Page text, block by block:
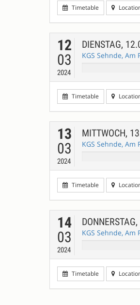
Timetable
12
03
2024
DIENSTAG,
KGS Sehnde, Am
Timetable
13
03
2024
MITTWOCH,
KGS Sehnde, Am
Timetable
14
03
2024
KGS Sehnde, Am
Timetable